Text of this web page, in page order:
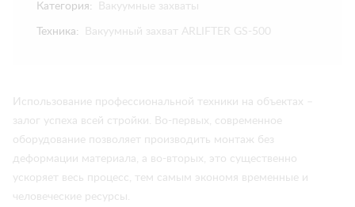
Категория: Вакуумные захваты
Техника: Вакуумный захват ARLIFTER GS-500
Использование профессиональной техники на объектах –
залог успеха всей стройки. Во-первых, современное
оборудование позволяет производить монтаж без
деформации материала, а во-вторых, это существенно
ускоряет весь процесс, тем самым экономя временные и
человеческие ресурсы.